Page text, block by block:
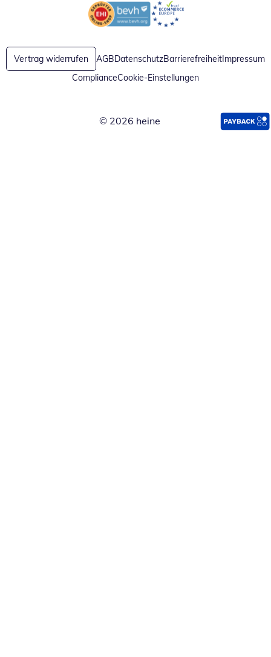
Öffnet in neuem FensterÖffnet in neuem Fenster
Vertrag widerrufen AGBDatenschutzBarrierefreiheitImpressum
ComplianceCookie-Einstellungen
© 2026 heine